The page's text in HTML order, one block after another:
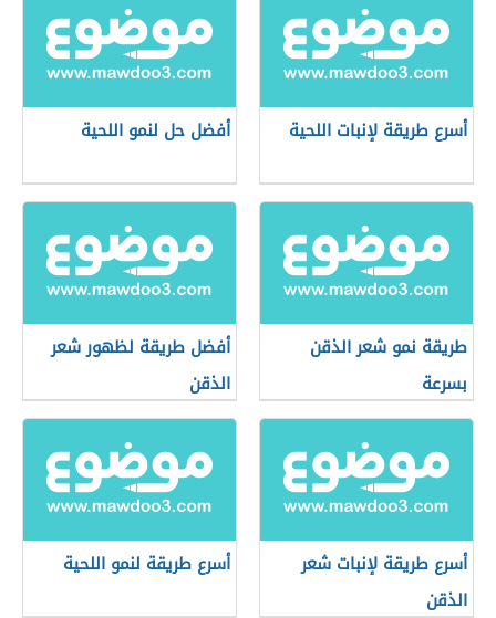
أسرع طريقة لإنبات اللحية أفضل حل لنمو اللحية
طريقة نمو شعر الذقن
بسرعة
أفضل طريقة لظهور شعر
الذقن
أسرع طريقة لإنبات شعر
الذقن
أسرع طريقة لنمو اللحية